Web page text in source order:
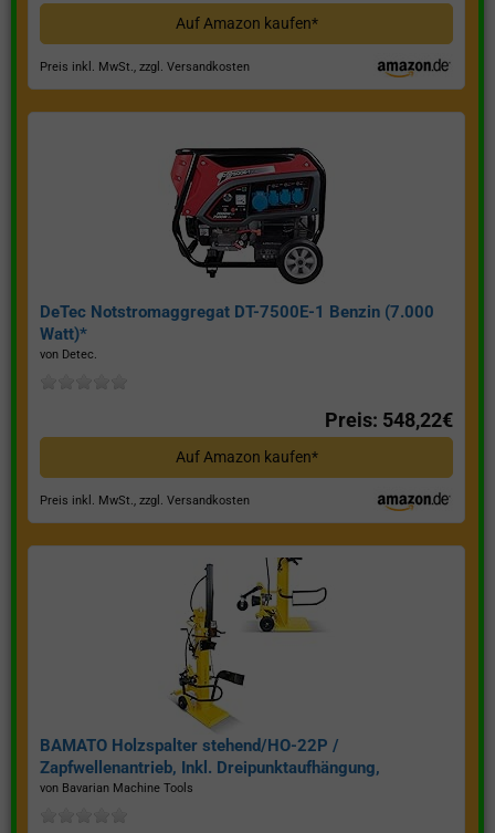
Auf Amazon kaufen*
Preis inkl. MwSt., zzgl. Versandkosten
DeTec Notstromaggregat DT-7500E-1 Benzin (7.000
Watt)*
von Detec.
Preis: 548,22€
Auf Amazon kaufen*
Preis inkl. MwSt., zzgl. Versandkosten
BAMATO Holzspalter stehend/HO-22P /
Zapfwellenantrieb, Inkl. Dreipunktaufhängung,
Spaltkraft 22 Tonnen*
von Bavarian Machine Tools